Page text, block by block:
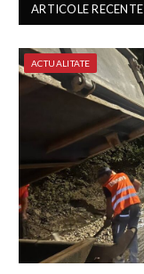
ARTICOLE RECENTE
ACTUALITATE